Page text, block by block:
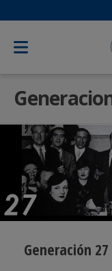
Generación 27